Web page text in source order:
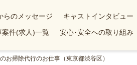
らのメッセージ
キャストインタビュー
案件(求人)一覧 安心･安全への取り組み
お掃除代行のお仕事（東京都渋谷区）